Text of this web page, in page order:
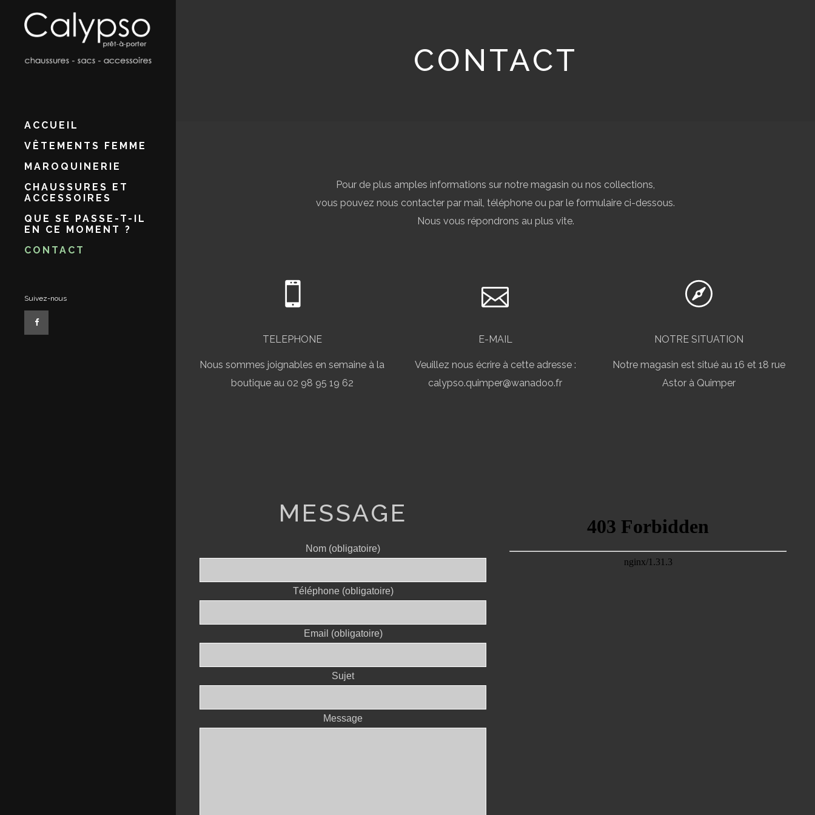
ACCUEIL
VÊTEMENTS FEMME
MAROQUINERIE
CHAUSSURES ET
ACCESSOIRES
QUE SE PASSE-T-IL
EN CE MOMENT ?
CONTACT
Suivez-nous
CONTACT
Pour de plus amples informations sur notre magasin ou nos collections,
vous pouvez nous contacter par mail, téléphone ou par le formulaire ci-dessous.
Nous vous répondrons au plus vite.
TELEPHONE
Nous sommes joignables en semaine à la
boutique au 02 98 95 19 62
E-MAIL
Veuillez nous écrire à cette adresse :
calypso.quimper@wanadoo.fr
NOTRE SITUATION
Notre magasin est situé au 16 et 18 rue
Astor à Quimper
MESSAGE
Nom (obligatoire)
Téléphone (obligatoire)
Email (obligatoire)
Sujet
Message